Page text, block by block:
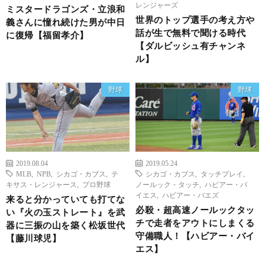
ミスタードラゴンズ・立浪和
義さんに憧れ続けた男が中日
に復帰【福留孝介】
レンジャーズ
世界のトップ選手の考え方や
話が生で無料で聞ける時代
【ダルビッシュ有チャンネ
ル】
野球
2019.08.04
MLB
NPB シカゴ・カブス
テ
キサス・レンジャース
プロ野球
来ると分かっていても打てな
い『火の玉ストレート』を武
器に三振の山を築く松坂世代
【藤川球児】
野球
2019.05.24
シカゴ・カブス
タッチプレイ
ノールック・タッチ
ハビアー・バ
イエス
ハビアー・バエズ
必殺・超高速ノールックタッ
チで走者をアウトにしまくる
守備職人！【ハビアー・バイ
エス】